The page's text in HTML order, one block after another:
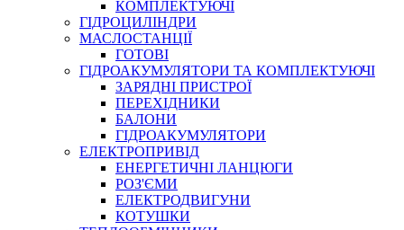
СПЕЦІАЛЬНІ
ГЕРМЕТИКИ
КЛЕЇ, ЦЕМЕНТИ, ЕПОКСИДКИ
РЕМОНТ ГІДРОЦИЛІНДРІВ
КОМПЛЕКТУЮЧІ
ГІДРОЦИЛІНДРИ
МАСЛОСТАНЦІЇ
ГОТОВІ
ГІДРОАКУМУЛЯТОРИ ТА КОМПЛЕКТУЮЧІ
ЗАРЯДНІ ПРИСТРОЇ
ПЕРЕХІДНИКИ
БАЛОНИ
ГІДРОАКУМУЛЯТОРИ
ЕЛЕКТРОПРИВІД
ЕНЕРГЕТИЧНІ ЛАНЦЮГИ
РОЗ'ЄМИ
ЕЛЕКТРОДВИГУНИ
КОТУШКИ